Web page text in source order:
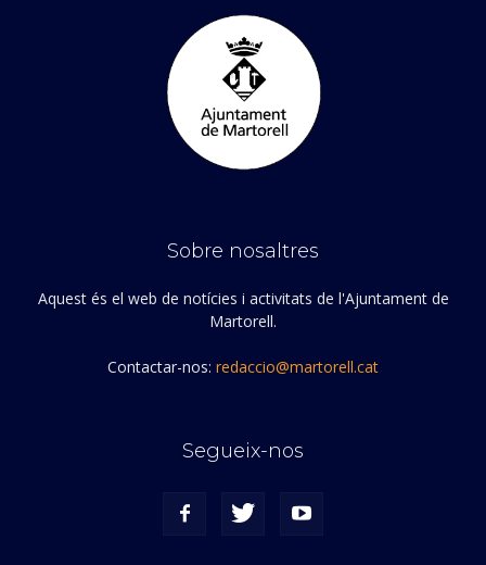
Sobre nosaltres
Aquest és el web de notícies i activitats de l'Ajuntament de
Martorell.
Contactar-nos: redaccio@martorell.cat
Segueix-nos